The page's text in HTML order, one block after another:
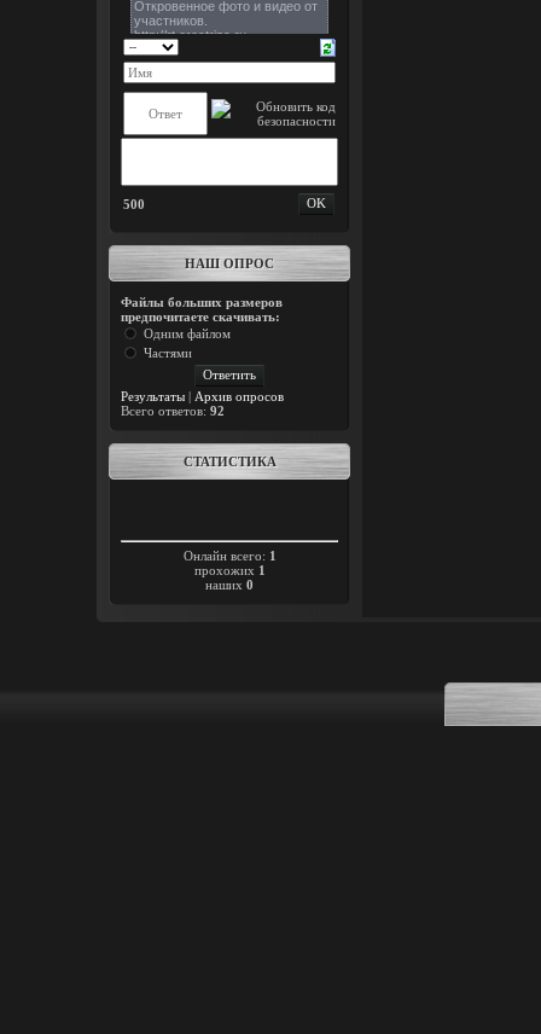
500
НАШ ОПРОС
Файлы больших размеров
предпочитаете скачивать:
Одним файлом
Частями
Результаты | Архив опросов
Всего ответов: 92
СТАТИСТИКА
Онлайн всего: 1
прохожих 1
наших 0